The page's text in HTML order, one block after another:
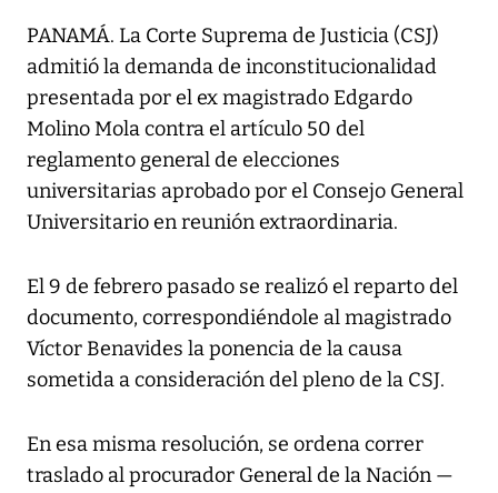
PANAMÁ. La Corte Suprema de Justicia (CSJ)
admitió la demanda de inconstitucionalidad
presentada por el ex magistrado Edgardo
Molino Mola contra el artículo 50 del
reglamento general de elecciones
universitarias aprobado por el Consejo General
Universitario en reunión extraordinaria.
El 9 de febrero pasado se realizó el reparto del
documento, correspondiéndole al magistrado
Víctor Benavides la ponencia de la causa
sometida a consideración del pleno de la CSJ.
En esa misma resolución, se ordena correr
traslado al procurador General de la Nación —